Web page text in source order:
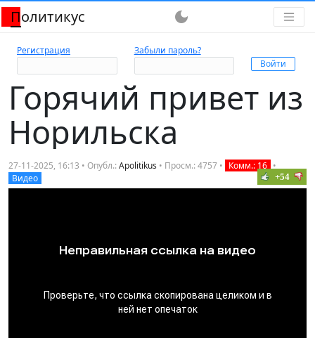
Политикус dark_mode
Регистрация Забыли пароль?
Горячий привет из
Норильска
27-11-2025, 16:13 • Опубл.:Apolitikus • Просм.: 4757 • Комм.: 16 •
Видео
+54